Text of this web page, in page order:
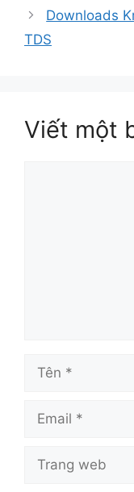
Downloads
TDS
Viết một
web